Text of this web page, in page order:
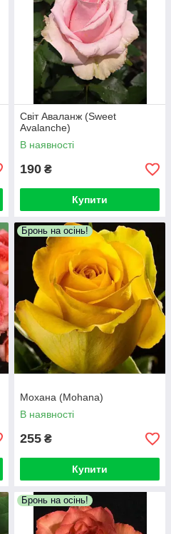
Світ Аваланж (Sweet
Avalanche)
В наявності
190 ₴
Купити
Бронь на осінь!
Мохана (Mohana)
В наявності
255 ₴
Купити
Бронь на осінь!